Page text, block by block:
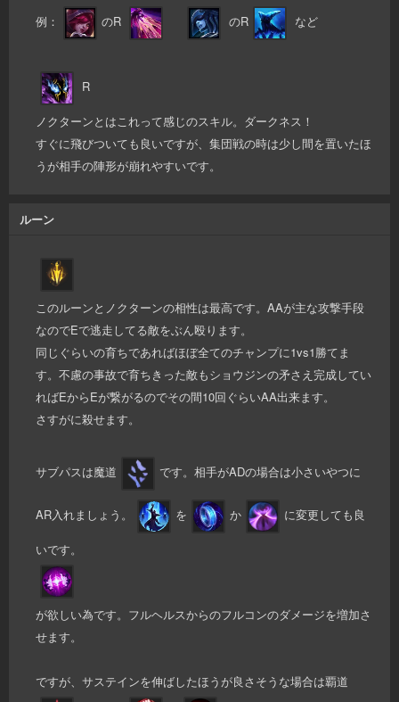
例：
のR のR など
R
ノクターンとはこれって感じのスキル。ダークネス！
すぐに飛びついても良いですが、集団戦の時は少し間を置いたほ
うが相手の陣形が崩れやすいです。
ルーン
このルーンとノクターンの相性は最高です。AAが主な攻撃手段
なのでEで逃走してる敵をぶん殴ります。
同じぐらいの育ちであればほぼ全てのチャンプに1vs1勝てま
す。不慮の事故で育ちきった敵もショウジンの矛さえ完成してい
ればEからEが繋がるのでその間10回ぐらいAA出来ます。
さすがに殺せます。
サブパスは魔道 です。相手がADの場合は小さいやつに
AR入れましょう。 を か に変更しても良
いです。
が欲しい為です。フルヘルスからのフルコンのダメージを増加さ
せます。
ですが、サステインを伸ばしたほうが良さそうな場合は覇道